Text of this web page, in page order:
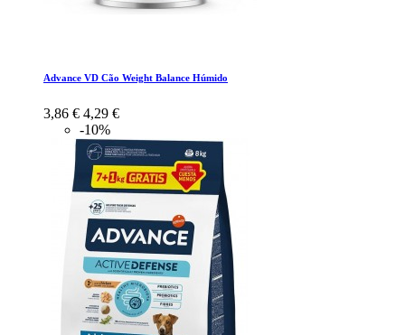
Advance VD Cão Weight Balance Húmido
3,86 € 4,29 €
-10%